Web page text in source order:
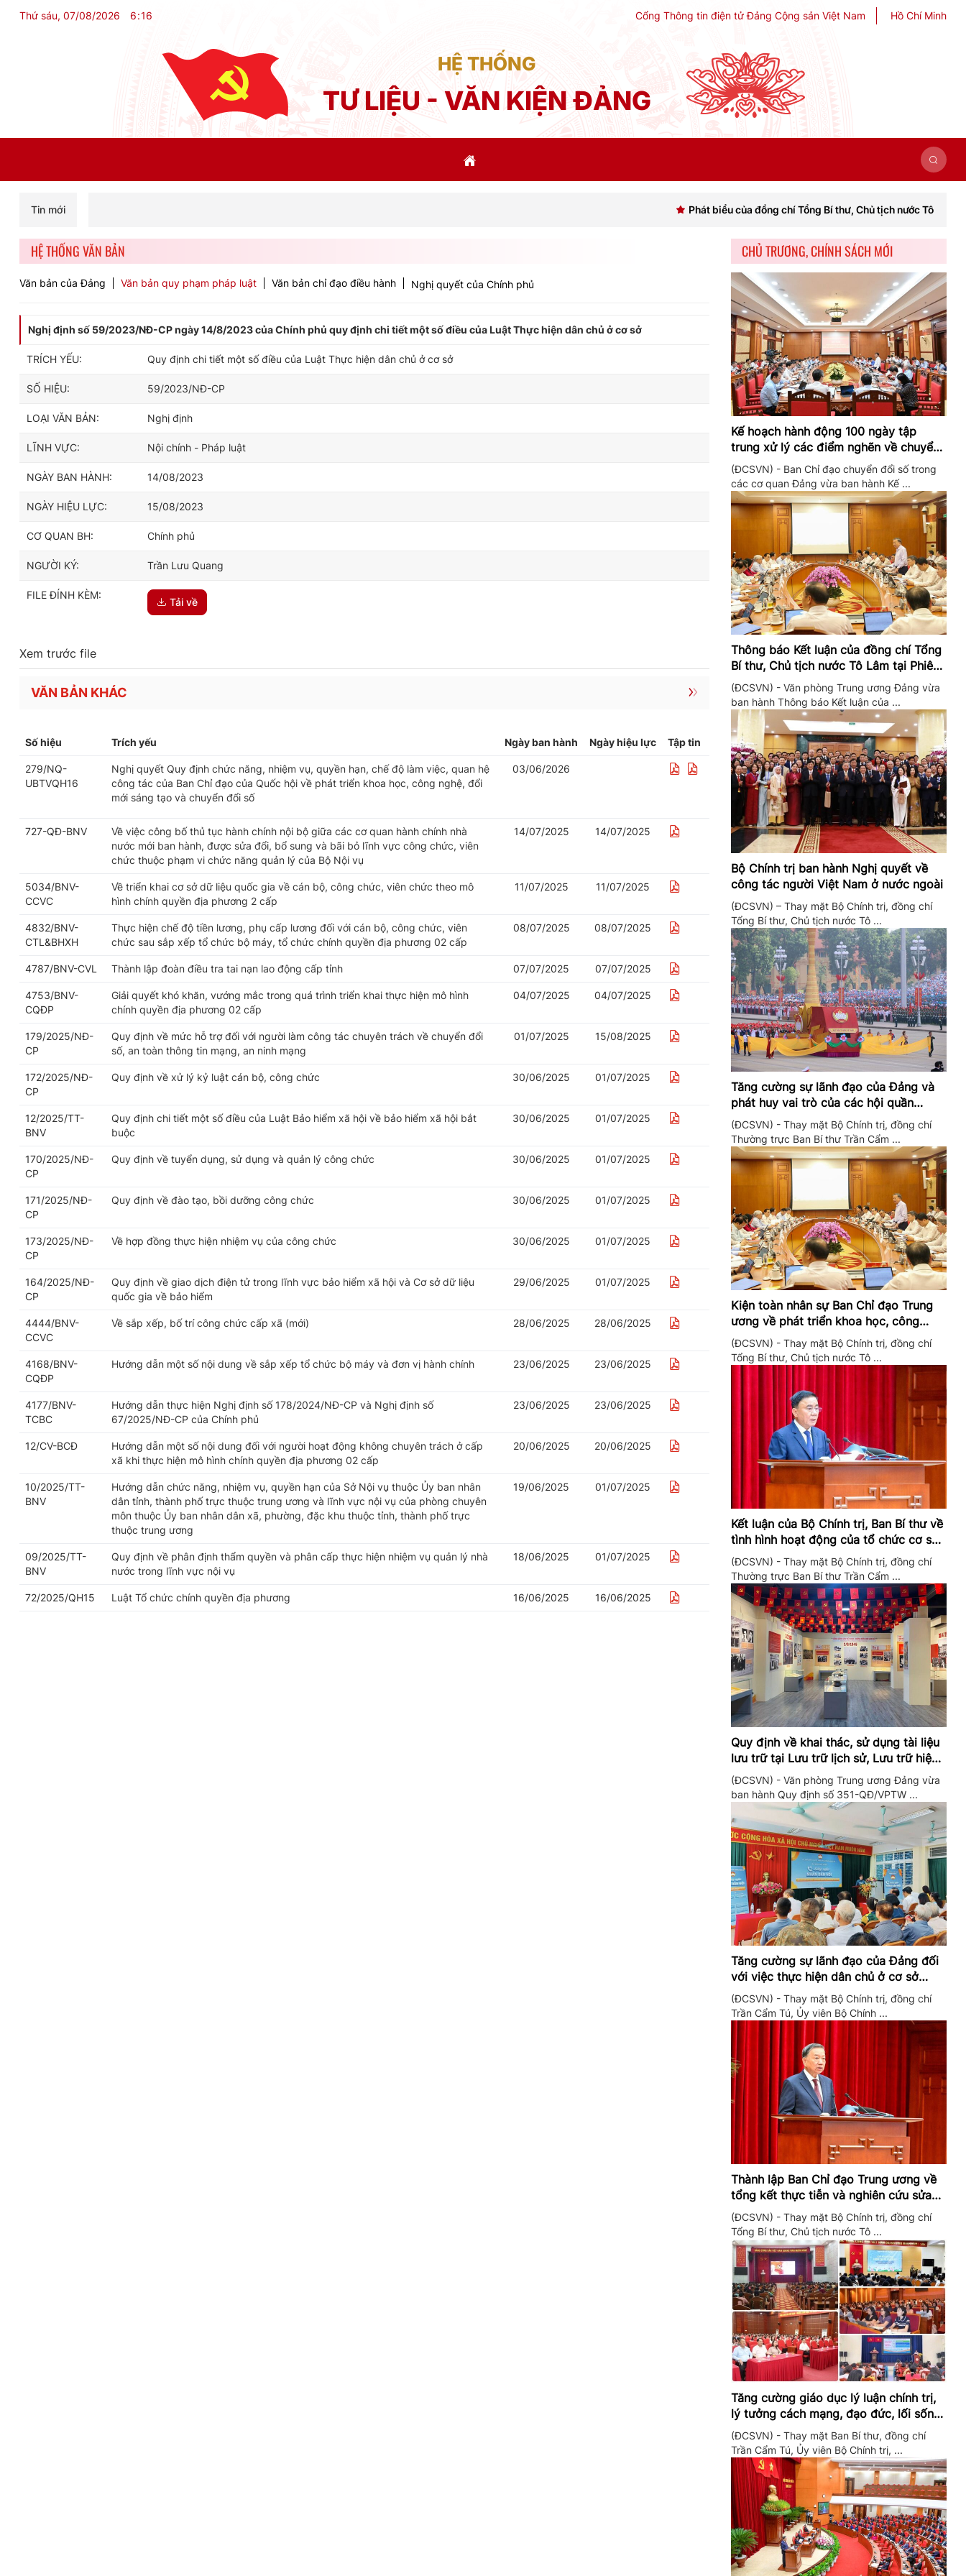
Thứ sáu, 07/08/2026 6:16 Cổng Thông tin điện tử Đảng Cộng sản Việt Nam Hồ Chí Minh
HỆ THỐNG
TƯ LIỆU - VĂN KIỆN ĐẢNG
Tin mới Phát biểu của đồng chí Tổng Bí thư, Chủ tịch nước Tô Lâm khai mạc
HỆ THỐNG VĂN BẢN
Văn bản của Đảng Văn bản quy phạm pháp luật Văn bản chỉ đạo điều hành Nghị quyết của Chính phủ
Nghị định số 59/2023/NĐ-CP ngày 14/8/2023 của Chính phủ quy định chi tiết một số điều của Luật Thực hiện dân chủ ở cơ sở
TRÍCH YẾU: Quy định chi tiết một số điều của Luật Thực hiện dân chủ ở cơ sở
SỐ HIỆU: 59/2023/NĐ-CP
LOẠI VĂN BẢN: Nghị định
LĨNH VỰC: Nội chính - Pháp luật
NGÀY BAN HÀNH: 14/08/2023
NGÀY HIỆU LỰC: 15/08/2023
CƠ QUAN BH: Chính phủ
NGƯỜI KÝ: Trần Lưu Quang
FILE ĐÍNH KÈM:
Tải về
Xem trước file
VĂN BẢN KHÁC
Số hiệu Trích yếu Ngày ban hành Ngày hiệu lực Tập tin
279/NQ-
UBTVQH16
Nghị quyết Quy định chức năng, nhiệm vụ, quyền hạn, chế độ làm việc, quan hệ
công tác của Ban Chỉ đạo của Quốc hội về phát triển khoa học, công nghệ, đổi
mới sáng tạo và chuyển đổi số
03/06/2026
727-QĐ-BNV
Về việc công bố thủ tục hành chính nội bộ giữa các cơ quan hành chính nhà
nước mới ban hành, được sửa đổi, bổ sung và bãi bỏ lĩnh vực công chức, viên
chức thuộc phạm vi chức năng quản lý của Bộ Nội vụ
14/07/2025 14/07/2025
5034/BNV-
CCVC
Về triển khai cơ sở dữ liệu quốc gia về cán bộ, công chức, viên chức theo mô
hình chính quyền địa phương 2 cấp
11/07/2025 11/07/2025
4832/BNV-
CTL&BHXH
Thực hiện chế độ tiền lương, phụ cấp lương đối với cán bộ, công chức, viên
chức sau sắp xếp tổ chức bộ máy, tổ chức chính quyền địa phương 02 cấp
08/07/2025 08/07/2025
4787/BNV-CVL Thành lập đoàn điều tra tai nạn lao động cấp tỉnh 07/07/2025 07/07/2025
4753/BNV-
CQĐP
Giải quyết khó khăn, vướng mắc trong quá trình triển khai thực hiện mô hình
chính quyền địa phương 02 cấp
04/07/2025 04/07/2025
179/2025/NĐ-
CP
Quy định về mức hỗ trợ đối với người làm công tác chuyên trách về chuyển đổi
số, an toàn thông tin mạng, an ninh mạng
01/07/2025 15/08/2025
172/2025/NĐ-
CP
Quy định về xử lý kỷ luật cán bộ, công chức 30/06/2025 01/07/2025
12/2025/TT-
BNV
Quy định chi tiết một số điều của Luật Bảo hiểm xã hội về bảo hiểm xã hội bắt
buộc
30/06/2025 01/07/2025
170/2025/NĐ-
CP
Quy định về tuyển dụng, sử dụng và quản lý công chức 30/06/2025 01/07/2025
171/2025/NĐ-
CP
Quy định về đào tạo, bồi dưỡng công chức 30/06/2025 01/07/2025
173/2025/NĐ-
CP
Về hợp đồng thực hiện nhiệm vụ của công chức 30/06/2025 01/07/2025
164/2025/NĐ-
CP
Quy định về giao dịch điện tử trong lĩnh vực bảo hiểm xã hội và Cơ sở dữ liệu
quốc gia về bảo hiểm
29/06/2025 01/07/2025
4444/BNV-
CCVC
Về sắp xếp, bố trí công chức cấp xã (mới) 28/06/2025 28/06/2025
4168/BNV-
CQĐP
Hướng dẫn một số nội dung về sắp xếp tổ chức bộ máy và đơn vị hành chính 23/06/2025 23/06/2025
4177/BNV-
TCBC
Hướng dẫn thực hiện Nghị định số 178/2024/NĐ-CP và Nghị định số
67/2025/NĐ-CP của Chính phủ
23/06/2025 23/06/2025
12/CV-BCĐ
Hướng dẫn một số nội dung đối với người hoạt động không chuyên trách ở cấp
xã khi thực hiện mô hình chính quyền địa phương 02 cấp
20/06/2025 20/06/2025
10/2025/TT-
BNV
Hướng dẫn chức năng, nhiệm vụ, quyền hạn của Sở Nội vụ thuộc Ủy ban nhân
dân tỉnh, thành phố trực thuộc trung ương và lĩnh vực nội vụ của phòng chuyên
môn thuộc Ủy ban nhân dân xã, phường, đặc khu thuộc tỉnh, thành phố trực
thuộc trung ương
19/06/2025 01/07/2025
09/2025/TT-
BNV
Quy định về phân định thẩm quyền và phân cấp thực hiện nhiệm vụ quản lý nhà
nước trong lĩnh vực nội vụ
18/06/2025 01/07/2025
72/2025/QH15 Luật Tổ chức chính quyền địa phương 16/06/2025 16/06/2025
CHỦ TRƯƠNG, CHÍNH SÁCH MỚI
Kế hoạch hành động 100 ngày tập
trung xử lý các điểm nghẽn về chuyển
đổi số trong các cơ quan Đảng
(ĐCSVN) - Ban Chỉ đạo chuyển đổi số trong
các cơ quan Đảng vừa ban hành Kế ...
Thông báo Kết luận của đồng chí Tổng
Bí thư, Chủ tịch nước Tô Lâm tại Phiên
họp Ban Chỉ đạo Trung ương thực hiện
Nghị quyết 57
(ĐCSVN) - Văn phòng Trung ương Đảng vừa
ban hành Thông báo Kết luận của ...
Bộ Chính trị ban hành Nghị quyết về
công tác người Việt Nam ở nước ngoài
(ĐCSVN) – Thay mặt Bộ Chính trị, đồng chí
Tổng Bí thư, Chủ tịch nước Tô ...
Tăng cường sự lãnh đạo của Đảng và
phát huy vai trò của các hội quần
chúng trong giai đoạn phát triển mới
(ĐCSVN) - Thay mặt Bộ Chính trị, đồng chí
Thường trực Ban Bí thư Trần Cẩm ...
Kiện toàn nhân sự Ban Chỉ đạo Trung
ương về phát triển khoa học, công
nghệ, đổi mới sáng tạo và chuyển đổi
số
(ĐCSVN) - Thay mặt Bộ Chính trị, đồng chí
Tổng Bí thư, Chủ tịch nước Tô ...
Kết luận của Bộ Chính trị, Ban Bí thư về
tình hình hoạt động của tổ chức cơ sở
đảng trong quý II/2026
(ĐCSVN) - Thay mặt Bộ Chính trị, đồng chí
Thường trực Ban Bí thư Trần Cẩm ...
Quy định về khai thác, sử dụng tài liệu
lưu trữ tại Lưu trữ lịch sử, Lưu trữ hiện
hành của Trung ương Đảng và Văn
phòng Trung ương Đảng
(ĐCSVN) - Văn phòng Trung ương Đảng vừa
ban hành Quy định số 351-QĐ/VPTW ...
Tăng cường sự lãnh đạo của Đảng đối
với việc thực hiện dân chủ ở cơ sở
trong giai đoạn mới
(ĐCSVN) - Thay mặt Bộ Chính trị, đồng chí
Trần Cẩm Tú, Ủy viên Bộ Chính ...
Thành lập Ban Chỉ đạo Trung ương về
tổng kết thực tiễn và nghiên cứu sửa
đổi, bổ sung Điều lệ Đảng
(ĐCSVN) - Thay mặt Bộ Chính trị, đồng chí
Tổng Bí thư, Chủ tịch nước Tô ...
Tăng cường giáo dục lý luận chính trị,
lý tưởng cách mạng, đạo đức, lối sống,
ý thức công dân trong hệ thống giáo
dục quốc dân
(ĐCSVN) - Thay mặt Ban Bí thư, đồng chí
Trần Cẩm Tú, Ủy viên Bộ Chính trị, ...